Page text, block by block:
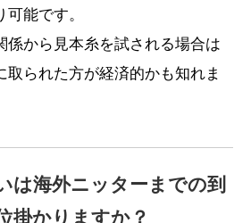
能です。
係から見本糸を試される場合は
取られた方が経済的かも知れま
は海外ニッターまでの到
掛かりますか？